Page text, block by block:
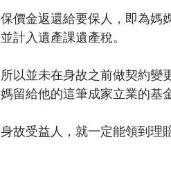
價金返還給要保人，即為媽
計入遺產課遺產稅。
以並未在身故之前做契約變
留給他的這筆成家立業的基金
故受益人，就一定能領到理